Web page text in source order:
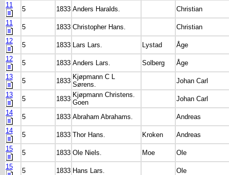
11
5 1833 Anders Haralds.
Christian
11
5 1833 Christopher Hans.
Christian
12
5 1833 Lars Lars. Lystad
Åge
12
5 1833 Anders Lars. Solberg
Åge
13
5 1833
Kjøpmann C L
Sørens.
Johan Carl
13
5 1833
Kjøpmann Christens.
Goen
Johan Carl
14
5 1833 Abraham Abrahams.
Andreas
14
5 1833 Thor Hans. Kroken
Andreas
15
5 1833 Ole Niels. Moe
Ole
15
5 1833 Hans Lars.
Ole